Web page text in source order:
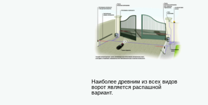
Наиболее древним из всех видов
ворот является распашной
вариант.